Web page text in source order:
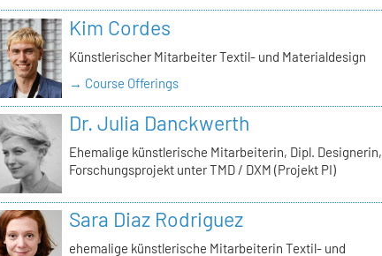
Kim Cordes
Künstlerischer Mitarbeiter Textil- und Materialdesign
→ Course Offerings
Dr. Julia Danckwerth
Ehemalige künstlerische Mitarbeiterin, Dipl. Designerin,
Forschungsprojekt unter TMD / DXM (Projekt PI)
Sara Diaz Rodriguez
ehemalige künstlerische Mitarbeiterin Textil- und